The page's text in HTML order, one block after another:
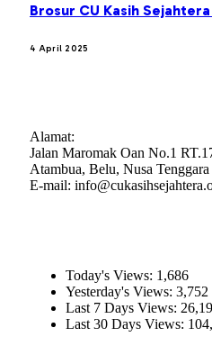
Brosur CU Kasih
4 April 2025
Alamat:
Jalan Maromak Oan No.1
Atambua, Belu, Nusa
E-mail:
Today's Views: 1,686
Yesterday's Views: 3,752
Last 7 Days Views:
Last 30 Days Views: